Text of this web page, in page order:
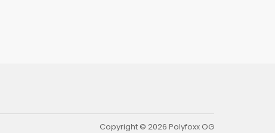
Copyright © 2026 Polyfoxx OG